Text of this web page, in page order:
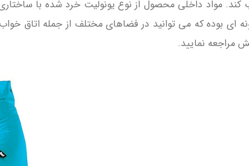
مواد داخلی محصول از نوع یونولیت خرد شده با
ای بوده که می توانید در فضاهای مختلف از جمله اتاق
مراجعه نمایید.